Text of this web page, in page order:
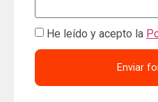
He leído y acepto la
Enviar